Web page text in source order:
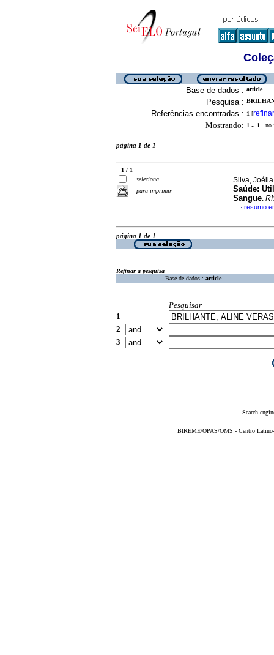
Base de dados : article
Pesquisa :
Referências encontradas : 1 [refinar
Mostrando: 1 .. 1 no
página 1 de 1
1 / 1
seleciona
para imprimir
Silva,
Saúde:
Sangue.
· resumo
página 1 de 1
Refinar a pesquisa
Base de dados : article
Pesquisar
1
2
3
Search
BIREME/OPAS/OMS - Centro Latino-